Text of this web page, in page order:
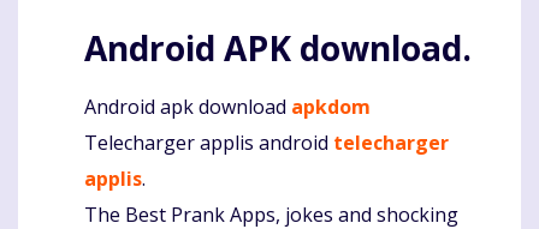
Android APK download.
Android apk download apkdom
Telecharger applis android telecharger
applis.
The Best Prank Apps, jokes and shocking